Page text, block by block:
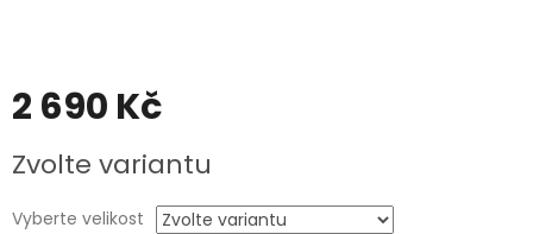
2 690 Kč
cena:
Zvolte variantu
Vyberte velikost